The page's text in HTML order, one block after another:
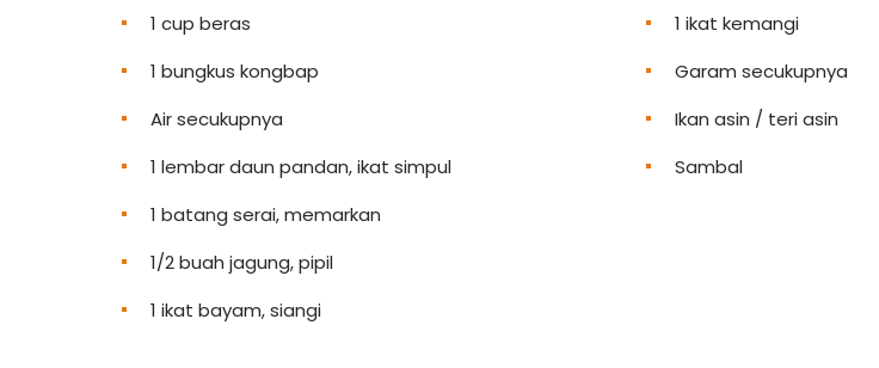
1 cup beras
1 bungkus kongbap
Air secukupnya
1 lembar daun pandan, ikat simpul
1 batang serai, memarkan
1/2 buah jagung, pipil
1 ikat bayam, siangi
1 ikat kemangi
Garam secukupnya
Ikan asin / teri asin
Sambal